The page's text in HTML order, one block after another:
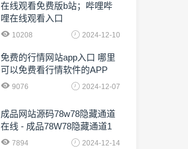
在线观看免费版b站；哔哩哔
哩在线观看入口
10208 2024-12-10
免费的行情网站app入口 哪里
可以免费看行情软件的APP
9076 2024-12-07
成品网站源码78w78隐藏通道
在线 - 成品78W78隐藏通道1
农业数字化,为乡村振兴注入新
7894 2024-12-14